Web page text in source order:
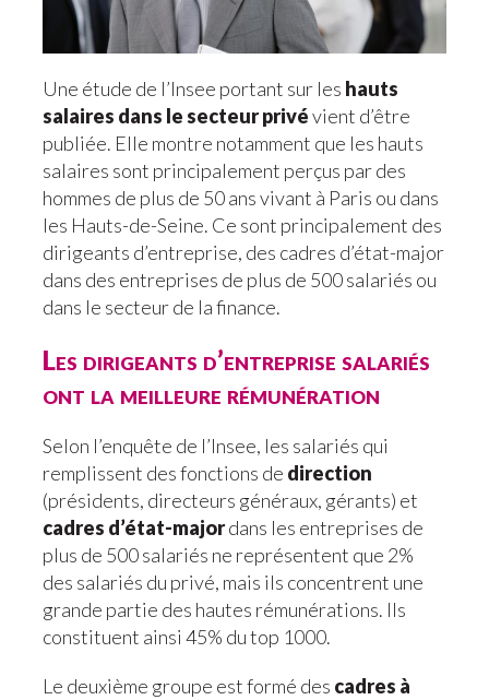
Une étude de l’Insee portant sur les hauts
salaires dans le secteur privévient d’être
publiée. Elle montre notamment que les hauts
salaires sont principalement perçus par des
hommes de plus de 50 ans vivant à Paris ou dans
les Hauts-de-Seine. Ce sont principalement des
dirigeants d’entreprise, des cadres d’état-major
dans des entreprises de plus de 500 salariés ou
dans le secteur de la finance.
Les dirigeants d’entreprise salariés
ont la meilleure rémunération
Selon l’enquête de l’Insee, les salariés qui
remplissent des fonctions de direction
(présidents, directeurs généraux, gérants) et
cadres d’état-majordans les entreprises de
plus de 500 salariés ne représentent que 2%
des salariés du privé, mais ils concentrent une
grande partie des hautes rémunérations. Ils
constituent ainsi 45% du top 1000.
Le deuxième groupe est formé des cadres à